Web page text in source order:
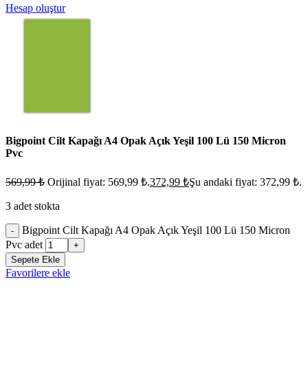
Hesap oluştur
Bigpoint Cilt Kapağı A4 Opak Açık Yeşil 100 Lü 150 Micron
Pvc
569,99₺ Orijinal fiyat: 569,99 ₺.372,99 ₺Şu andaki fiyat: 372,99 ₺.
3 adet stokta
-
Bigpoint Cilt Kapağı A4 Opak Açık Yeşil 100 Lü 150 Micron
Pvc adet
+
Sepete Ekle
Favorilere ekle